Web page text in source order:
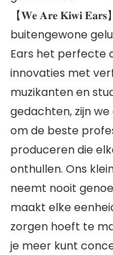
【𝐖𝐞 𝐀𝐫𝐞 𝐊𝐢𝐰𝐢
buitengewone
Ears het perfecte
innovaties met
muzikanten en
gedachten, zijn
om de beste
produceren die
onthullen. Ons
neemt nooit
maakt elke
zorgen hoeft te
je meer kunt